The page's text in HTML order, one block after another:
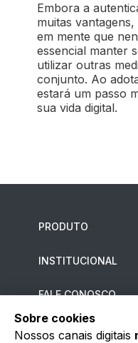
Embora a
muitas
em mente que
essencial manter
utilizar outras
conjunto. Ao
estará um passo
sua vida digital.
PRODUTO
INSTITUCIONAL
FALE CONOSCO
CENTRAL DE
Sobre cookies
Nossos canais digitais